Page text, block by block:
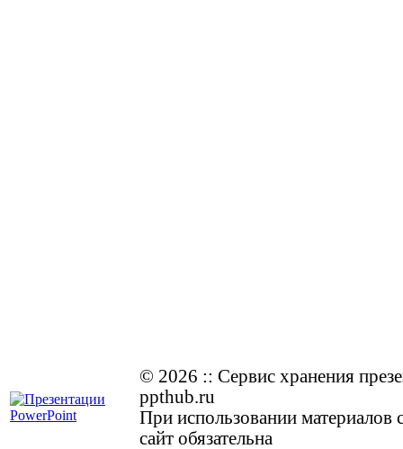
© 2026 :: Cервис хранения
ppthub.ru
При использовании материалов
сайт обязательна